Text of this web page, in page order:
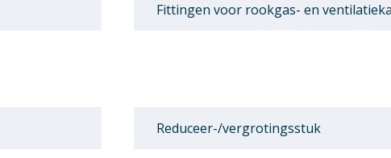
Fittingen voor rookgas- en
Reduceer-/vergrotingsstuk